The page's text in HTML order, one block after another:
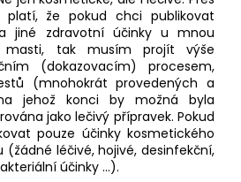
že pokud chci publikovat
jiné zdravotní účinky u mnou
masti, tak musím projít výše
(dokazovacím) procesem,
(mnohokrát provedených a
jehož konci by možná byla
jako lečivý přípravek. Pokud
pouze účinky kosmetického
(žádné léčivé, hojivé, desinfekční,
účinky ...).